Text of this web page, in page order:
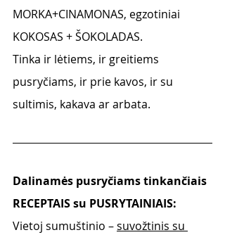
MORKA+CINAMONAS, egzotiniai
KOKOSAS + ŠOKOLADAS.
Tinka ir lėtiems, ir greitiems
pusryčiams, ir prie kavos, ir su
sultimis, kakava ar arbata.
Dalinamės pusryčiams tinkančiais
RECEPTAIS su PUSRYTAINIAIS:
Vietoj sumuštinio – suvožtinis su